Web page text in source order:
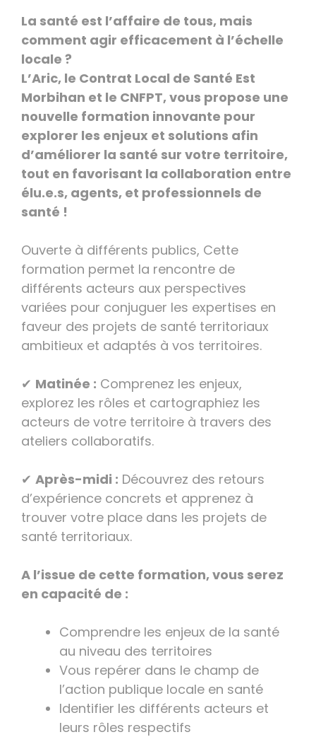
La santé est l’affaire de tous, mais
comment agir efficacement à l’échelle
locale ?
L’Aric, le Contrat Local de Santé Est
Morbihan et le CNFPT, vous propose une
nouvelle formation innovante pour
explorer les enjeux et solutions afin
d’améliorer la santé sur votre territoire,
tout en favorisant la collaboration entre
élu.e.s, agents, et professionnels de
santé !
Ouverte à différents publics, Cette
formation permet la rencontre de
différents acteurs aux perspectives
variées pour conjuguer les expertises en
faveur des projets de santé territoriaux
ambitieux et adaptés à vos territoires.
✔ Matinée : Comprenez les enjeux,
explorez les rôles et cartographiez les
acteurs de votre territoire à travers des
ateliers collaboratifs.
✔ Après-midi : Découvrez des retours
d’expérience concrets et apprenez à
trouver votre place dans les projets de
santé territoriaux.
A l’issue de cette formation, vous serez
en capacité de :
Comprendre les enjeux de la santé
au niveau des territoires
Vous repérer dans le champ de
l’action publique locale en santé
Identifier les différents acteurs et
leurs rôles respectifs